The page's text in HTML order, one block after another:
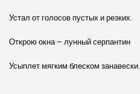
Устал от голосов пустых и резких.
Открою окна – лунный серпантин
Усыплет мягким блеском занавески.